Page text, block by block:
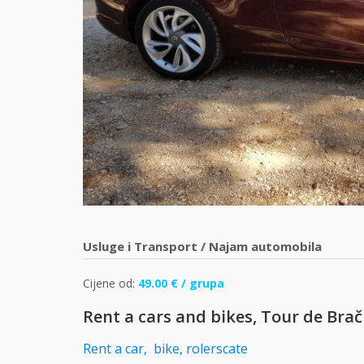
Usluge i Transport / Najam automobila
Cijene od: 49.00 € / grupa
Rent a cars and bikes, Tour de Brač
Rent a car, bike, rolerscate